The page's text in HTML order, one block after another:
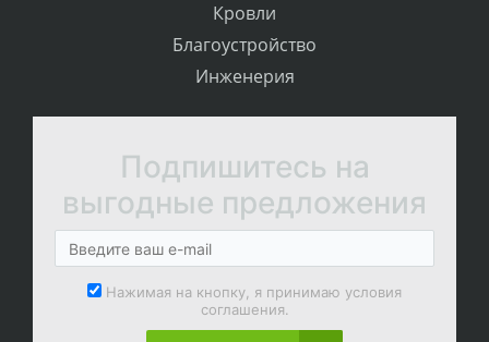
Кровли
Благоустройство
Инженерия
Подпишитесь на
выгодные предложения
Нажимая на кнопку, я принимаю условия
соглашения.